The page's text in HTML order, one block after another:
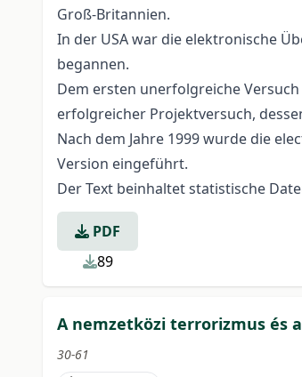
Groß-Britannien.
In der USA war die elektronische
begannen.
Dem ersten unerfolgreiche
erfolgreicher Projektversuch,
Nach dem Jahre 1999 wurde die
Version eingeführt.
Der Text beinhaltet statistische
PDF
89
A nemzetközi terrorizmus és
30-61